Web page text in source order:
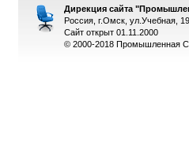
Дирекция сайта
Россия, г.Омск, ул.Учебная,
Сайт открыт 01.11.2000
© 2000-2018 Промышленная